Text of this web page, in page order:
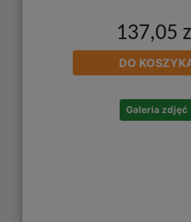
137,05
DO
Galeria zdjęć